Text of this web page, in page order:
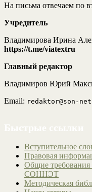
На письма отвечаем по
Учредитель
Владимирова Ирина
https://t.me/viatextru
Главный редактор
Владимиров Юрий
Email: redaktor@son-
Вступительное
Правовая
Общие
СОННЭТ
Методическая